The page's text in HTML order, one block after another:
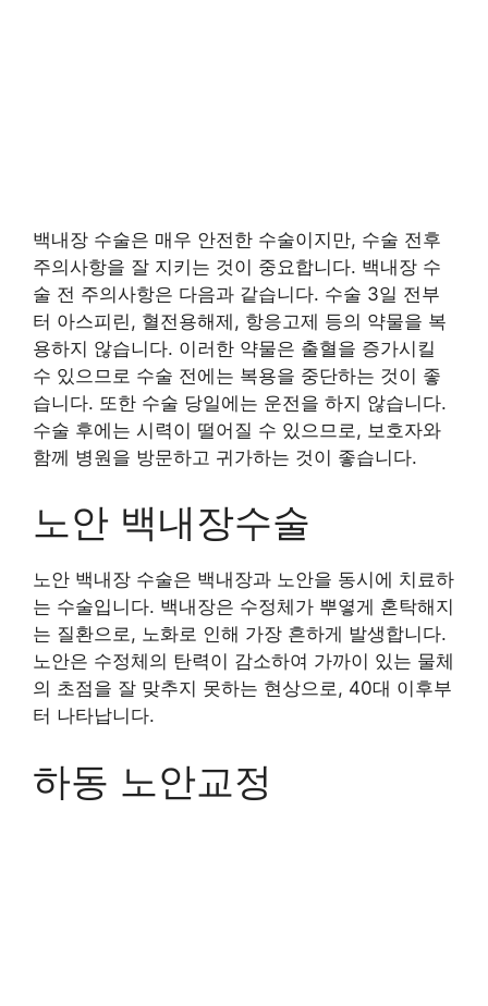
백내장 수술은 매우 안전한 수술이지만, 수술 전후
주의사항을 잘 지키는 것이 중요합니다. 백내장 수
술 전 주의사항은 다음과 같습니다. 수술 3일 전부
터 아스피린, 혈전용해제, 항응고제 등의 약물을 복
용하지 않습니다. 이러한 약물은 출혈을 증가시킬
수 있으므로 수술 전에는 복용을 중단하는 것이 좋
습니다. 또한 수술 당일에는 운전을 하지 않습니다.
수술 후에는 시력이 떨어질 수 있으므로, 보호자와
함께 병원을 방문하고 귀가하는 것이 좋습니다.
노안 백내장수술
노안 백내장 수술은 백내장과 노안을 동시에 치료하
는 수술입니다. 백내장은 수정체가 뿌옇게 혼탁해지
는 질환으로, 노화로 인해 가장 흔하게 발생합니다.
노안은 수정체의 탄력이 감소하여 가까이 있는 물체
의 초점을 잘 맞추지 못하는 현상으로, 40대 이후부
터 나타납니다.
하동 노안교정